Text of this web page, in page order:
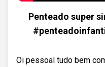
Penteado super
Oi pessoal tudo bem